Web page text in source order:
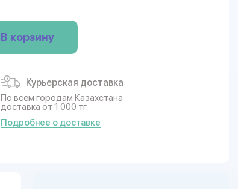
В корзину
Курьерская доставка
По всем городам Казахстана
доставка от 1 000 тг.
Подробнее о доставке